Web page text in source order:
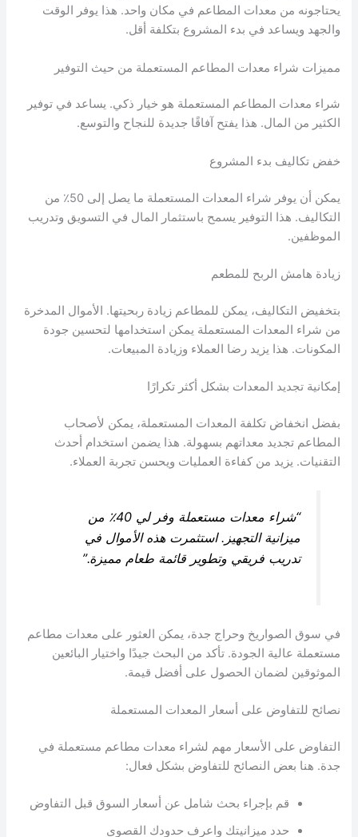
يحتاجونه من معدات المطاعم في مكان واحد. هذا يوفر الوقت
والجهد ويساعد في بدء المشروع بتكلفة أقل.
مميزات شراء معدات المطاعم المستعملة من حيث التوفير
شراء معدات المطاعم المستعملة هو خيار ذكي. يساعد في توفير
الكثير من المال. هذا يفتح آفاقًا جديدة للنجاح والتوسع.
خفض تكاليف بدء المشروع
يمكن أن يوفر شراء المعدات المستعملة ما يصل إلى 50٪ من
التكاليف. هذا التوفير يسمح باستثمار المال في التسويق وتدريب
الموظفين.
زيادة هامش الربح للمطعم
بتخفيض التكاليف، يمكن للمطاعم زيادة ربحيتها. الأموال المدخرة
من شراء المعدات المستعملة يمكن استخدامها لتحسين جودة
المكونات. هذا يزيد رضا العملاء وزيادة المبيعات.
إمكانية تجديد المعدات بشكل أكثر تكرارًا
بفضل انخفاض تكلفة المعدات المستعملة، يمكن لأصحاب
المطاعم تجديد معداتهم بسهولة. هذا يضمن استخدام أحدث
التقنيات. يزيد من كفاءة العمليات ويحسن تجربة العملاء.
“شراء معدات مستعملة وفر لي 40٪ من
ميزانية التجهيز. استثمرت هذه الأموال في
تدريب فريقي وتطوير قائمة طعام مميزة.”
في سوق الصواريخ وحراج جدة، يمكن العثور على معدات مطاعم
مستعملة عالية الجودة. تأكد من البحث جيدًا واختيار البائعين
الموثوقين لضمان الحصول على أفضل قيمة.
نصائح للتفاوض على أسعار المعدات المستعملة
التفاوض على الأسعار مهم لشراء معدات مطاعم مستعملة في
جدة. هنا بعض النصائح للتفاوض بشكل فعال:
قم بإجراء بحث شامل عن أسعار السوق قبل التفاوض
حدد ميزانيتك واعرف حدودك القصوى